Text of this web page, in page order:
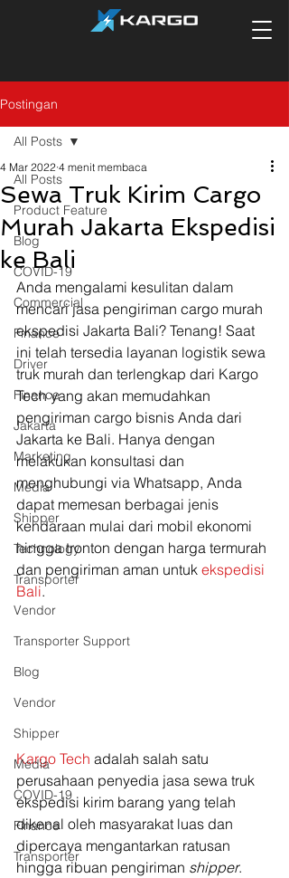
Postingan
All Posts
Product Feature
Blog
COVID-19
Commercial
Finance
Driver
Finance
Jakarta
Marketing
Media
Shipper
Technology
Transporter
Vendor
Transporter Support
Blog
Vendor
Shipper
Media
COVID-19
Finance
Transporter
All Posts
Sewa Truk Kirim Cargo
Murah Jakarta Ekspedisi
ke Bali
4 Mar 2022 4 menit membaca
Anda mengalami kesulitan dalam
mencari jasa pengiriman cargo murah
ekspedisi Jakarta Bali? Tenang! Saat
ini telah tersedia layanan logistik sewa
truk murah dan terlengkap dari Kargo
Tech yang akan memudahkan
pengiriman cargo bisnis Anda dari
Jakarta ke Bali. Hanya dengan
melakukan konsultasi dan
menghubungi via Whatsapp, Anda
dapat memesan berbagai jenis
kendaraan mulai dari mobil ekonomi
hingga tronton dengan harga termurah
dan pengiriman aman untuk ekspedisi
Bali.
Kargo Tech adalah salah satu
perusahaan penyedia jasa sewa truk
ekspedisi kirim barang yang telah
dikenal oleh masyarakat luas dan
dipercaya mengantarkan ratusan
hingga ribuan pengiriman shipper.